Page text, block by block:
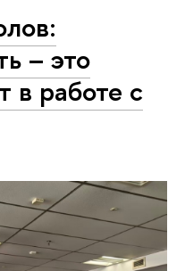
– это
в работе с